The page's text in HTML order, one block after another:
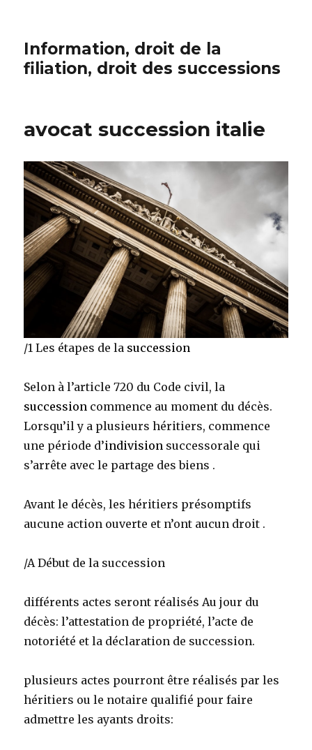
Information, droit de la
filiation, droit des successions
avocat succession italie
/1 Les étapes de la succession
Selon à l’article 720 du Code civil, la
succession commence au moment du décès.
Lorsqu’il y a plusieurs héritiers, commence
une période d’indivision successorale qui
s’arrête avec le partage des biens .
Avant le décès, les héritiers présomptifs
aucune action ouverte et n’ont aucun droit .
/A Début de la succession
différents actes seront réalisés Au jour du
décès: l’attestation de propriété, l’acte de
notoriété et la déclaration de succession.
plusieurs actes pourront être réalisés par les
héritiers ou le notaire qualifié pour faire
admettre les ayants droits: